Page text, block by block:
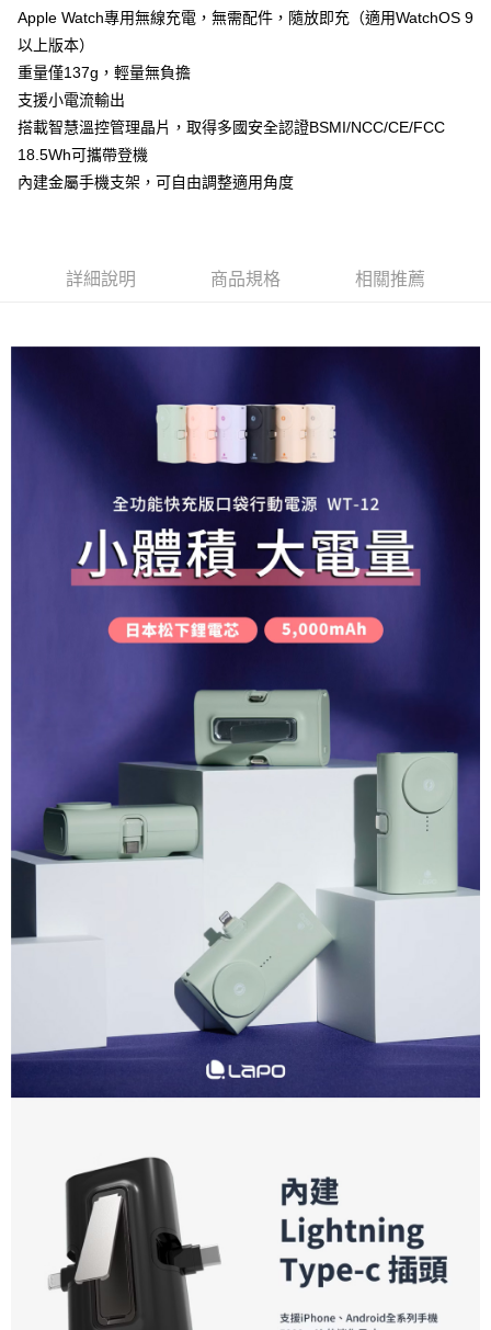
Apple Watch專用無線充電，無需配件，隨放即充（適用WatchOS 9
以上版本）
重量僅137g，輕量無負擔
支援小電流輸出
搭載智慧溫控管理晶片，取得多國安全認證BSMI/NCC/CE/FCC
18.5Wh可攜帶登機
內建金屬手機支架，可自由調整適用角度
詳細說明 商品規格 相關推薦